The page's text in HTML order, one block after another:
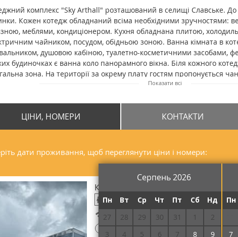
комплекс "Sky Arthall" розташований в селищі Славське. До
Кожен котедж обладнаний всіма необхідними зручностями:
меблями, кондиціонером. Кухня обладнана плитою,
чайником, посудом, обідньою зоною. Ванна кімната в
душовою кабіною, туалетно-косметичними засобами,
будиночках є ванна коло панорамного вікна. Біля кожного
зона. На території за окрему плату гостям пропонується
терасі, що забезпечує гарний вид на природу. Цей чан
за попереднім узгодженням та за додаткову плату.
Arthall" до залізничної станції складає 2,9 км, до центру селища -
Показати всі
ЦІНИ, НОМЕРИ КОНТАКТИ
дати проживання, щоб переглянути ціни і номери:
Серпень 2026
Пн Вт Ср Чт Пт Сб
Нд
27
28 29 30 31 1
2
3
4 5 6 7 8
9
Пн
7
Котедж двомісний Mirror stone
Безкоштовний Wi-Fi
! Потрібна передоплата